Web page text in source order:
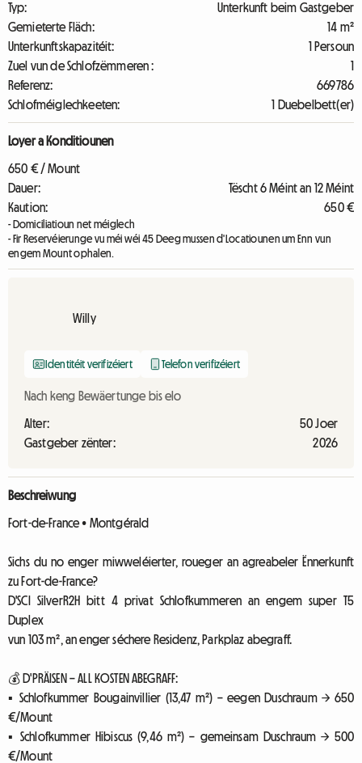
Typ:
Unterkunft beim Gastgeber
Gemieterte Fläch:
14 m²
Unterkunftskapazitéit:
1 Persoun
Zuel vun de Schlofzëmmeren :
1
Referenz:
669786
Schlofméiglechkeeten:
1 Duebelbett(er)
Loyer a Konditiounen
650 € / Mount
Dauer:
Tëscht 6 Méint an 12 Méint
Kaution:
650 €
- Domiciliatioun net méiglech
- Fir Reservéierunge vu méi wéi 45 Deeg mussen d'Locatiounen um Enn vun
engem Mount ophalen.
Willy
Identitéit verifizéiert Telefon verifizéiert
Nach keng Bewäertunge bis elo
Alter:
50 Joer
Gastgeber zënter:
2026
Beschreiwung
Fort-de-France • Montgérald
Sichs du no enger miwweléierter, roueger an agreabeler Ënnerkunft
zu Fort-de-France?
D'SCI SilverR2H bitt 4 privat Schlofkummeren an engem super T5
Duplex
vun 103 m², an enger séchere Residenz, Parkplaz abegraff.
💰 D'PRÄISEN – ALL KOSTEN ABEGRAFF:
▪ Schlofkummer Bougainvillier (13,47 m²) – eegen Duschraum → 650
€/Mount
▪ Schlofkummer Hibiscus (9,46 m²) – gemeinsam Duschraum → 500
€/Mount